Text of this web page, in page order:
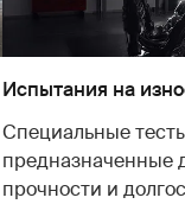
Испытания на
Специальные
предназначенные
прочности и